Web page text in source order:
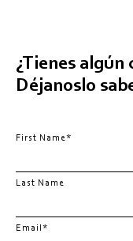
¿Tienes algún
Déjanoslo
First Name*
Last Name
Email*